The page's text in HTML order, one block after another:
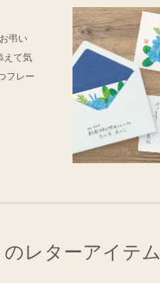
弔い
えて気
フレー
のレターアイテム